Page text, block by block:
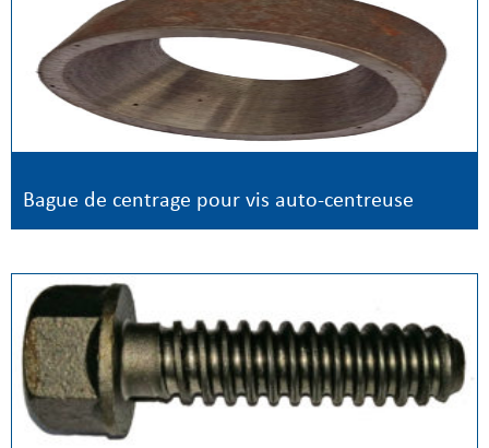
Bague de centrage pour vis auto-centreuse